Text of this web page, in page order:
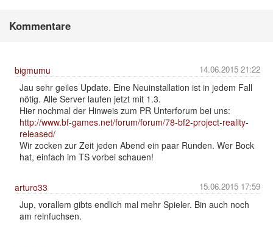
Kommentare
14.06.2015 21:22
bigmumu
Jau sehr geiles Update. Eine Neuinstallation ist in jedem Fall
nötig. Alle Server laufen jetzt mit 1.3.
Hier nochmal der Hinweis zum PR Unterforum bei uns:
http://www.bf-games.net/forum/forum/78-bf2-project-reality-
released/
Wir zocken zur Zeit jeden Abend ein paar Runden. Wer Bock
hat, einfach im TS vorbei schauen!
15.06.2015 17:59
arturo33
Jup, vorallem gibts endlich mal mehr Spieler. Bin auch noch
am reinfuchsen.